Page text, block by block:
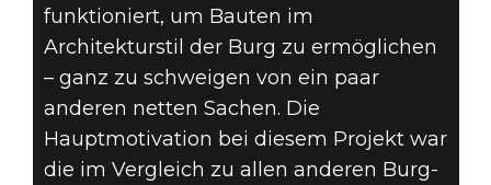
funktioniert, um Bauten im
Architekturstil der Burg zu ermöglichen
– ganz zu schweigen von ein paar
anderen netten Sachen. Die
Hauptmotivation bei diesem Projekt war
die im Vergleich zu allen anderen Burg-